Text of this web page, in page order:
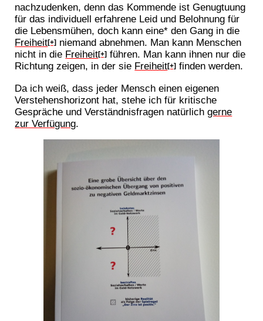
nachzudenken, denn das Kommende ist Genugtuung
für das individuell erfahrene Leid und Belohnung für
die Lebensmühen, doch kann eine* den Gang in die
Freiheit[+] niemand abnehmen. Man kann Menschen
nicht in die Freiheit[+] führen. Man kann ihnen nur die
Richtung zeigen, in der sie Freiheit[+] finden werden.
Da ich weiß, dass jeder Mensch einen eigenen
Verstehenshorizont hat, stehe ich für kritische
Gespräche und Verständnisfragen natürlichgerne
zur Verfügung.